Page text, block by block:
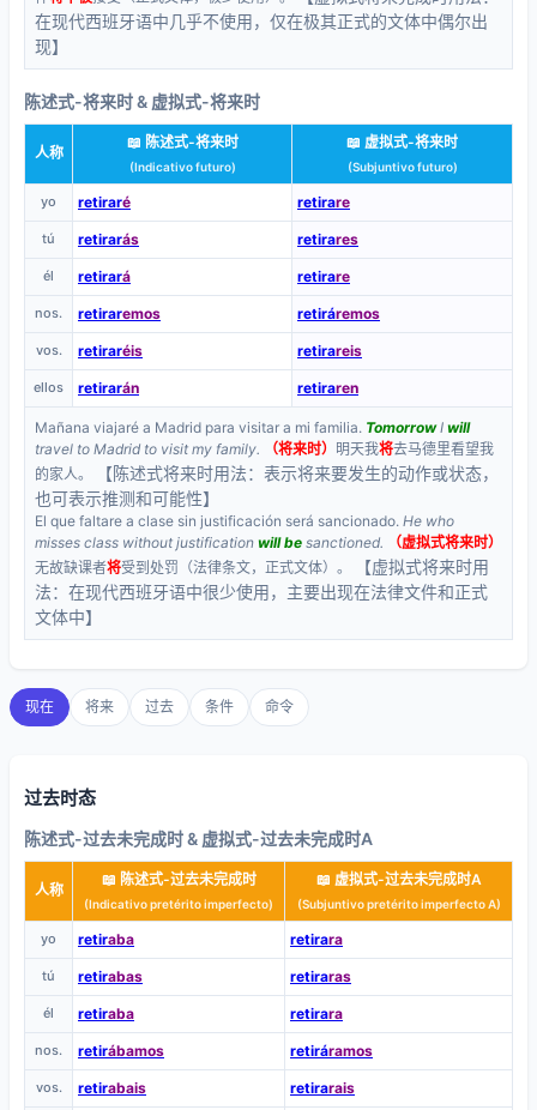
在现代西班牙语中几乎不使用，仅在极其正式的文体中偶尔出
现】
陈述式-将来时 & 虚拟式-将来时
人称
📖 陈述式-将来时
(Indicativo futuro)
📖 虚拟式-将来时
(Subjuntivo futuro)
yo retiraré retirare
tú retirarás retirares
él retirará retirare
nos. retiraremos retiráremos
vos. retiraréis retirareis
ellos retirarán retiraren
Mañana viajaré a Madrid para visitar a mi familia. TomorrowI will
travel to Madrid to visit my family.
（将来时） 明天我将去马德里看望我
的家人。
【陈述式将来时用法：表示将来要发生的动作或状态，
也可表示推测和可能性】
El que faltare a clase sin justificación será sancionado. He who
misses class without justification will be sanctioned.
（虚拟式将来时）
无故缺课者将受到处罚（法律条文，正式文体）。
【虚拟式将来时用
法：在现代西班牙语中很少使用，主要出现在法律文件和正式
文体中】
现在 将来 过去 条件 命令
过去时态
陈述式-过去未完成时 & 虚拟式-过去未完成时A
人称
📖 陈述式-过去未完成时
(Indicativo pretérito imperfecto)
📖 虚拟式-过去未完成时A
(Subjuntivo pretérito imperfecto A)
yo retiraba retirara
tú retirabas retiraras
él retiraba retirara
nos. retirábamos retiráramos
vos. retirabais retirarais